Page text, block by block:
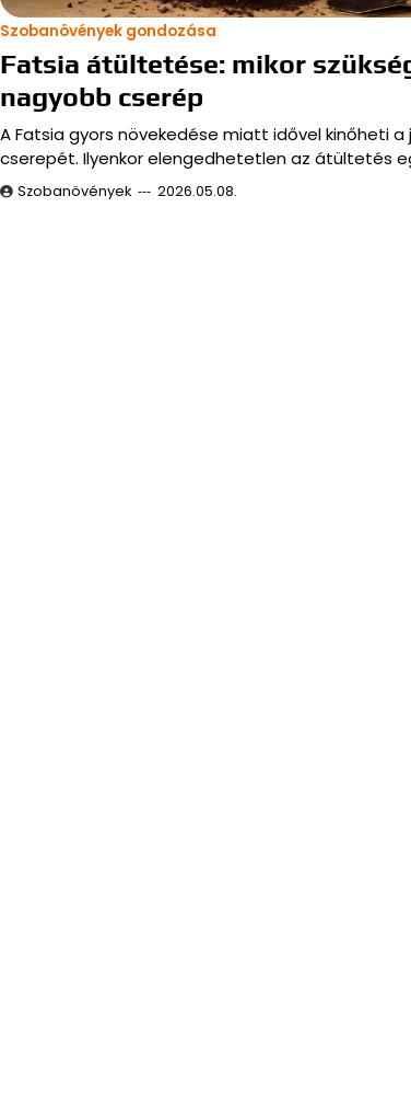
Szobanövények gondozása
Fatsia átültetése: mikor
nagyobb cserép
A Fatsia gyors növekedése miatt idővel kinőheti a
cserepét. Ilyenkor elengedhetetlen az átültetés
Szobanövények 2026.05.08.